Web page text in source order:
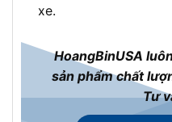
xe.
HoangBinUSA
sản phẩm chất
Tư